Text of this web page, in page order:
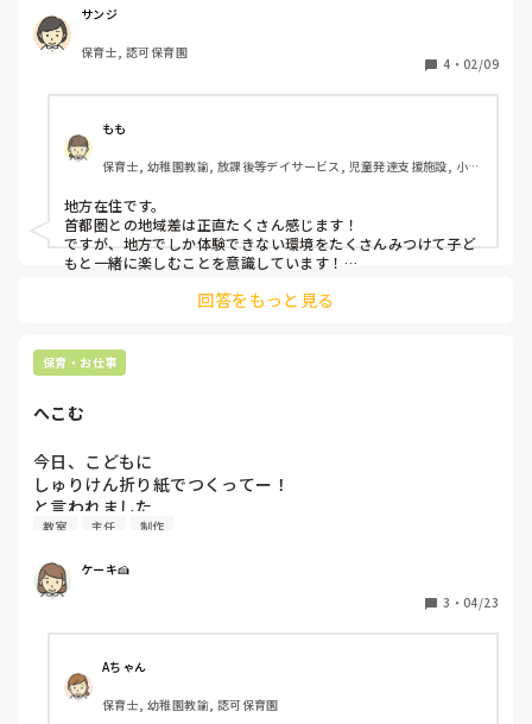
講演にきてほしい！
遠いから無理です。とか。
我が子にもこの習い事すてき！あー東京かぁ‥
地方と東京大阪の選択肢の幅に差を感じる事があります。
こんなこと感じる方いらっしゃいますか？
サンジ
保育士, 認可保育園
4 ・ 02/09
もも
保育士, 幼稚園教諭, 放課後等デイサービス, 児童発達支援施設, 小規
地方在住です。
首都圏との地域差は正直たくさん感じます！
ですが、地方でしか体験できない環境をたくさんみつけて子ど
もと一緒に楽しむことを意識しています！
都圏へ羽ばたいていき活躍している方がたくさんいるので、あ
回答をもっと見る
保育・お仕事
へこむ
今日、こどもに
しゅりけん折り紙でつくってー！
と言われました
でも、作り方が忘れてしまい、
そしたら主任が
えー！先生やばいわよと、、
これから折り紙とか当たり前に作れるものを
本を見なくても作れるようにしたいと思います😰
教室 主任 制作
ケーキ🍰
3 ・ 04/23
Aちゃん
保育士, 幼稚園教諭, 認可保育園